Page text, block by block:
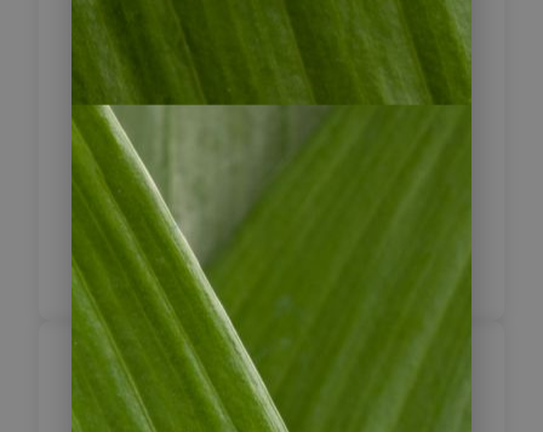
von präkolumbischen Siedlern
stammen.
Fahrzeit: 225 km/ 4 Std.
1 x Hotel Diego de Almagro
Arica (Standard)
Inklusive Frühstück
Arica – Iquique